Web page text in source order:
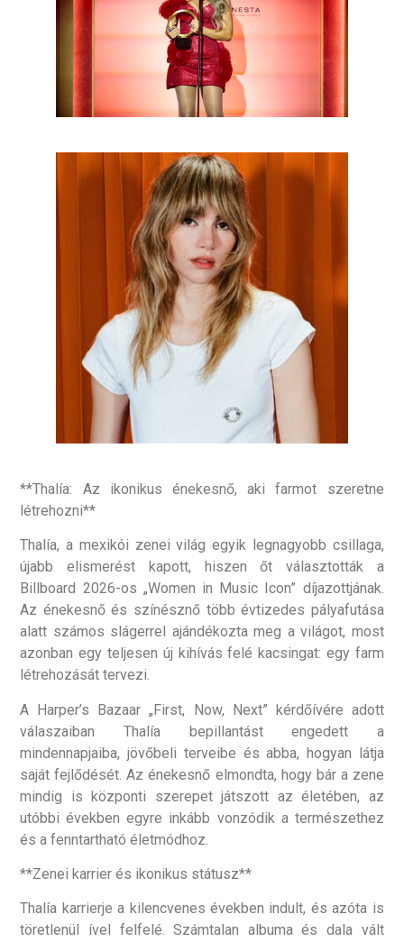
**Thalía: Az ikonikus énekesnő, aki farmot szeretne
létrehozni**
Thalía, a mexikói zenei világ egyik legnagyobb csillaga,
újabb elismerést kapott, hiszen őt választották a
Billboard 2026-os „Women in Music Icon” díjazottjának.
Az énekesnő és színésznő több évtizedes pályafutása
alatt számos slágerrel ajándékozta meg a világot, most
azonban egy teljesen új kihívás felé kacsingat: egy farm
létrehozását tervezi.
A Harper’s Bazaar „First, Now, Next” kérdőívére adott
válaszaiban Thalía bepillantást engedett a
mindennapjaiba, jövőbeli terveibe és abba, hogyan látja
saját fejlődését. Az énekesnő elmondta, hogy bár a zene
mindig is központi szerepet játszott az életében, az
utóbbi években egyre inkább vonzódik a természethez
és a fenntartható életmódhoz.
**Zenei karrier és ikonikus státusz**
Thalía karrierje a kilencvenes években indult, és azóta is
töretlenül ível felfelé. Számtalan albuma és dala vált